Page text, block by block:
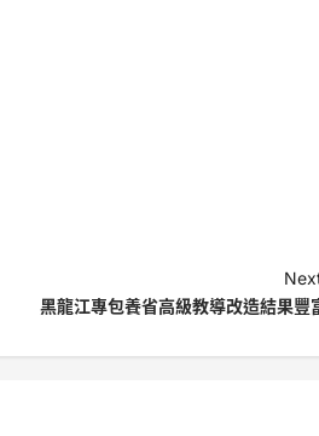
黑龍江專包養省高級教導改造結果豐